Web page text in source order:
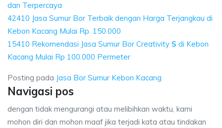
dan Terpercaya
42410 Jasa Sumur Bor Terbaik dengan Harga Terjangkau di
Kebon Kacang Mulai Rp. 150.000
15410 Rekomendasi Jasa Sumur Bor Creativity S di Kebon
Kacang Mulai Rp 100.000 Permeter
Posting pada Jasa Bor Sumur Kebon Kacang
Navigasi pos
dengan tidak mengurangi atau melibihkan waktu, kami
mohon diri dan mohon maaf jika terjadi kata atau tindakan